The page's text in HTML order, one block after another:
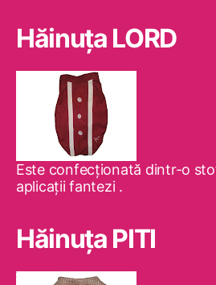
Hăinuţa LORD
Este confecţionată dintr-o
aplicaţii fantezi .
Hăinuţa PITI